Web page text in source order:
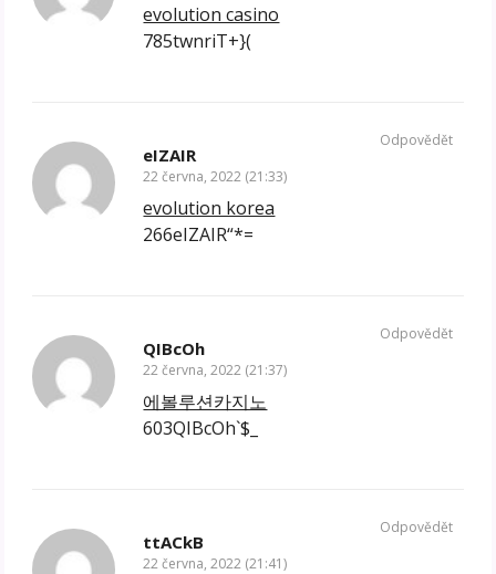
evolution casino
785twnriT+}(
eIZAIR
22 června, 2022 (21:33)
evolution korea
266eIZAIR“*=
Odpovědět
QIBcOh
22 června, 2022 (21:37)
에볼루션카지노
603QIBcOh`$_
Odpovědět
ttACkB
22 června, 2022 (21:41)
Odpovědět